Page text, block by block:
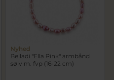
Nyhed
Belladi "Ella Pink" armbånd
sølv m. fvp (16-22 cm)